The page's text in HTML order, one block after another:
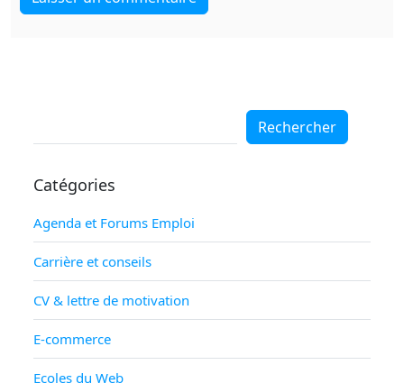
Rechercher
Catégories
Agenda et Forums Emploi
Carrière et conseils
CV & lettre de motivation
E-commerce
Ecoles du Web